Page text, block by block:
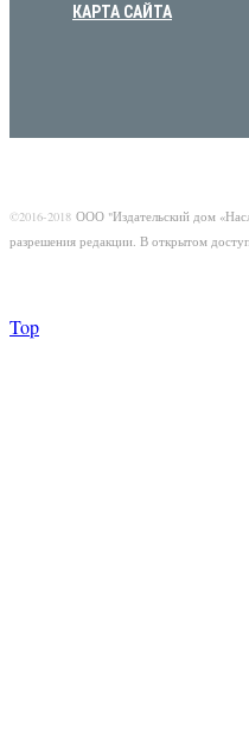
КАРТА САЙТА
©2016-2018 ООО "Издательский дом
разрешения редакции. В открытом
Top